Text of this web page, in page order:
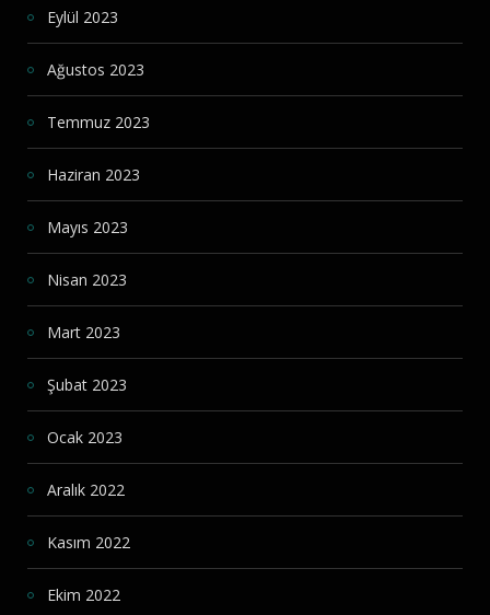
Eylül 2023
Ağustos 2023
Temmuz 2023
Haziran 2023
Mayıs 2023
Nisan 2023
Mart 2023
Şubat 2023
Ocak 2023
Aralık 2022
Kasım 2022
Ekim 2022